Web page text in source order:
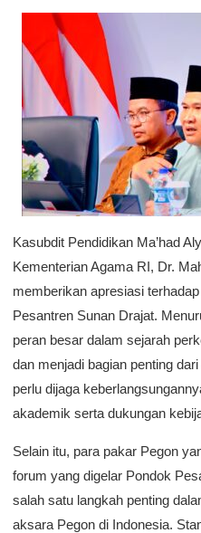
Kasubdit Pendidikan Ma’had
Kementerian Agama RI, Dr.
memberikan apresiasi
Pesantren Sunan Drajat.
peran besar dalam sejarah
dan menjadi bagian penting
perlu dijaga
akademik serta dukungan
Selain itu, para pakar Pegon
forum yang digelar Pondok
salah satu langkah penting
aksara Pegon di Indonesia.